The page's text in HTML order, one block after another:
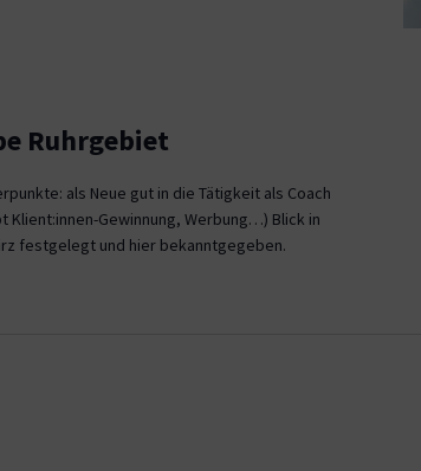
Ruhrgebiet
als Neue gut in die Tätigkeit als Coach
Gewinnung, Werbung…) Blick in
festgelegt und hier bekanntgegeben.